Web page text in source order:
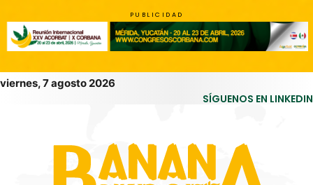
PUBLICIDAD
viernes, 7 agosto 2026
SÍGUENOS EN LINKEDIN